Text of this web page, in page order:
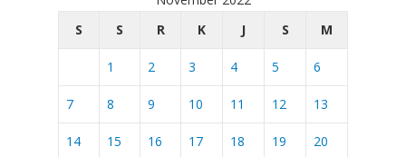
S
S R K J S M
1 2 3 4 5 6
7 8 9 10 11 12 13
14 15 16 17 18 19 20